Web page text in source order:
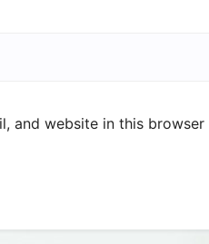
and website in this